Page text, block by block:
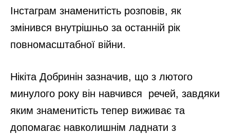
Інстаграм знаменитість розповів, як
змінився внутрішньо за останній рік
повномасштабної війни.
Нікіта Добринін зазначив, що з лютого
минулого року він навчився речей, завдяки
яким знаменитість тепер виживає та
допомагає навколишнім ладнати з